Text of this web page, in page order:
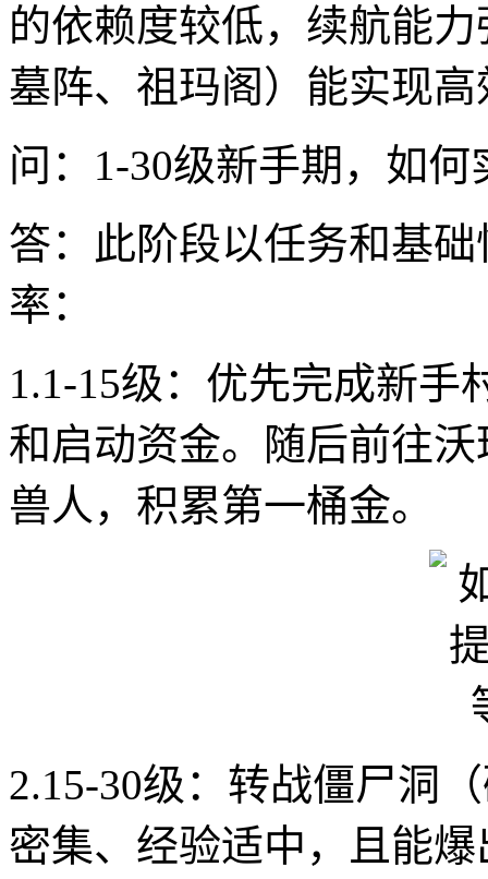
的依赖度较低，续航能
墓阵、祖玛阁）能实现
问：1-30级新手期，如
答：此阶段以任务和基
率：
1.1-15级：优先完成新手
和启动资金。随后前往
兽人，积累第一桶金。
2.15-30级：转战僵尸洞
密集、经验适中，且能